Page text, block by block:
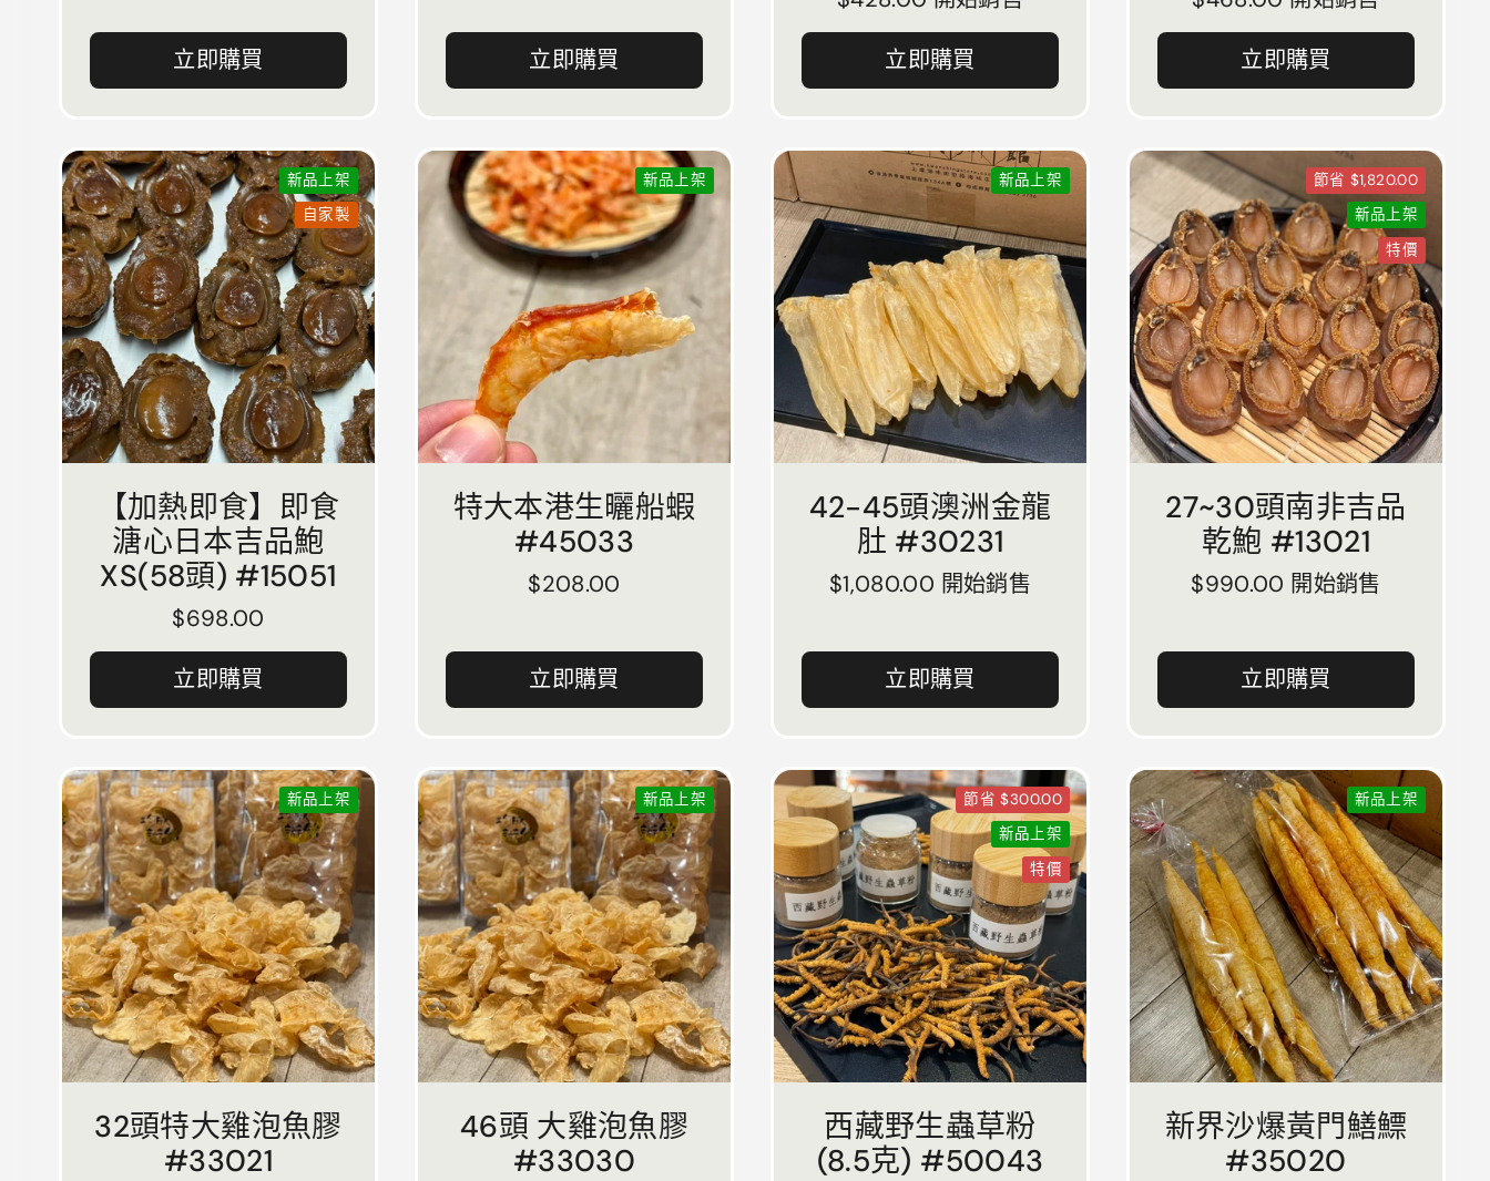
立即購買 立即購買 立即購買 立即購買
【加熱即食】即食
溏心日本吉品鮑
XS(58頭) #15051
正常價格
$698.00
立即購買
新品上架
自家製
特大本港生曬船蝦
#45033
正常價格
$208.00
立即購買
新品上架
42-45頭澳洲金龍
肚 #30231
正常價格
$1,080.00 開始銷售
立即購買
新品上架
27~30頭南非吉品
乾鮑 #13021
正常價格
$990.00 開始銷售
立即購買
節省 $1,820.00
新品上架
特價
32頭特大雞泡魚膠
#33021
新品上架
46頭 大雞泡魚膠
#33030
新品上架
西藏野生蟲草粉
(8.5克) #50043
節省 $300.00
新品上架
特價
新界沙爆黃門鱔鰾
#35020
新品上架